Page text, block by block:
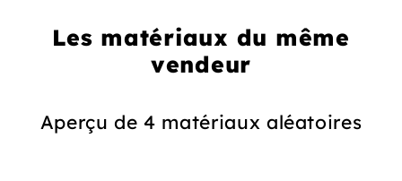
Les matériaux du même
vendeur
Aperçu de 4 matériaux aléatoires